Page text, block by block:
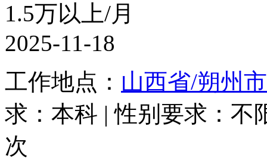
1.5万以上/月
2025-11-18
工作地点： 山西省/朔州市
求：本科 | 性别要求：不
次